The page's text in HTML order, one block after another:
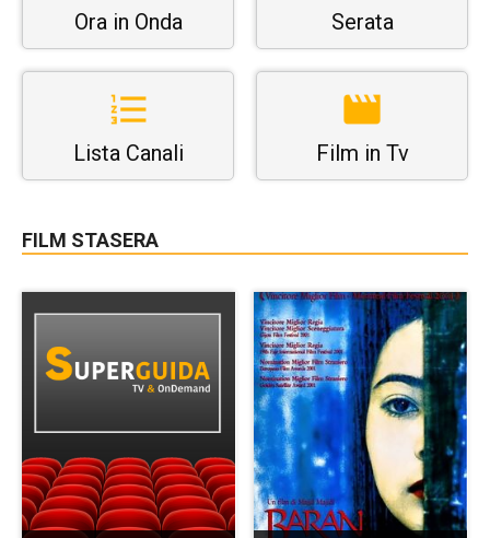
Ora in Onda Serata
Lista Canali Film in Tv
FILM STASERA